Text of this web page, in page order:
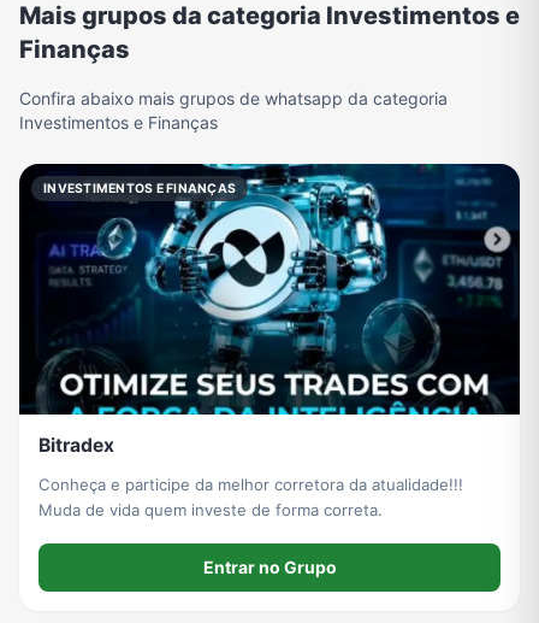
Mais grupos da categoria Investimentos e
Finanças
Confira abaixo mais grupos de whatsapp da categoria
Investimentos e Finanças
INVESTIMENTOS E FINANÇAS
Bitradex
Conheça e participe da melhor corretora da atualidade!!!
Muda de vida quem investe de forma correta.
Entrar no Grupo